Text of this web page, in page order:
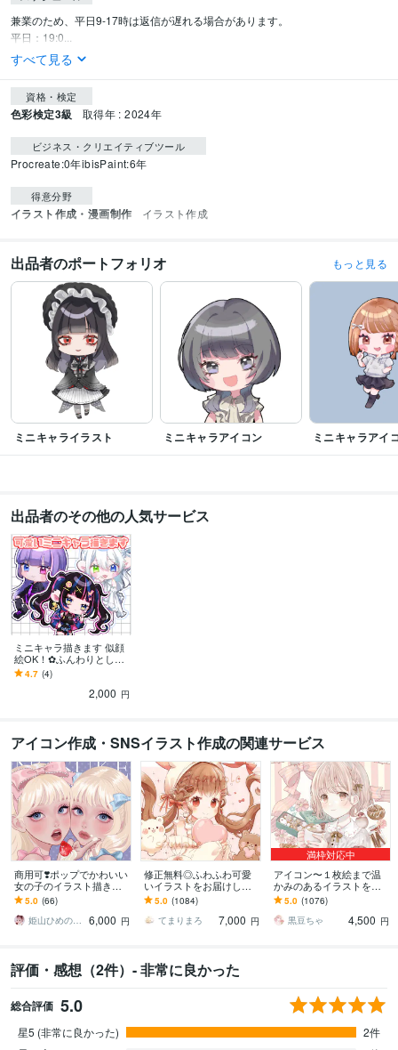
兼業のため、平日9-17時は返信が遅れる場合があります。
平日：19:0...
すべて見る
資格・検定
色彩検定3級 取得年 : 2024年
ビジネス・クリエイティブツール
Procreate:0年ibisPaint:6年
得意分野
イラスト作成・漫画制作 イラスト作成
出品者のポートフォリオ もっと見る
ミニキャライラスト ミニキャラアイコン ミニキャラアイ
出品者のその他の人気サービス
ミニキャラ描きます 似顔
絵OK！✿ふんわりとした
画風です
4.7 (4)
2,000 円
アイコン作成・SNSイラスト作成の関連サービス
商用可❣️ポップでかわいい
女の子のイラスト描きま
す 配信背景／アイコン／
ヘッダー／一枚絵／グッ
ズ／プレゼントにも
5.0 (66)
姫山ひめのすけ
6,000 円
修正無料◎ふわふわ可愛
いイラストをお届けしま
す X、YouTube、グッズな
ど様々な用途で使用可能
です◎
5.0 (1084)
てまりまろ
7,000 円
満枠対応中
アイコン〜１枚絵まで温
かみのあるイラストを描
きます ★ココナラ自体が
初めての方も、お気軽に
ご相談ください♪★
5.0 (1076)
黒豆ちゃ
4,500 円
評価・感想（2件）- 非常に良かった
総合評価 5.0
星5 (非常に良かった)
2件